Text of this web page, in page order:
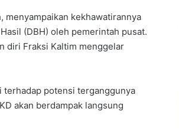
menyampaikan kekhawatirannya
(DBH) oleh pemerintah pusat.
diri Fraksi Kaltim menggelar
terhadap potensi terganggunya
akan berdampak langsung